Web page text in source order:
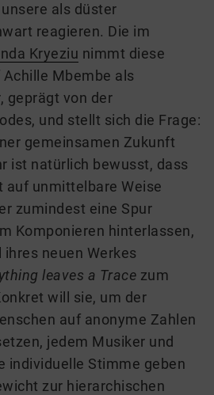
als düster
reagieren. Die im
Kryeziu nimmt diese
Mbembe als
geprägt von der
und stellt sich die Frage:
gemeinsamen Zukunft
ist natürlich bewusst, dass
auf unmittelbare Weise
zumindest eine Spur
Komponieren hinterlassen,
neuen Werkes
leaves a Trace zum
will sie, um der
auf anonyme Zahlen
jedem Musiker und
individuelle Stimme geben
zur hierarchischen